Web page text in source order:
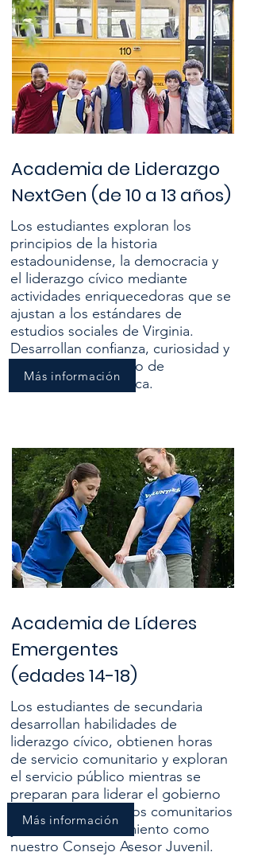
Academia de Liderazgo
NextGen (de 10 a 13 años)
Los estudiantes exploran los
principios de la historia
estadounidense, la democracia y
el liderazgo cívico mediante
actividades enriquecedoras que se
ajustan a los estándares de
estudios sociales de Virginia.
Desarrollan confianza, curiosidad y
un sentido temprano de
responsabilidad cívica.
Academia de Líderes
Emergentes
(edades 14-18)
Los estudiantes de secundaria
desarrollan habilidades de
liderazgo cívico, obtienen horas
de servicio comunitario y exploran
el servicio público mientras se
preparan para liderar el gobierno
estudiantil, proyectos comunitarios
y roles de asesoramiento como
nuestro Consejo Asesor Juvenil.
Más información
Más información